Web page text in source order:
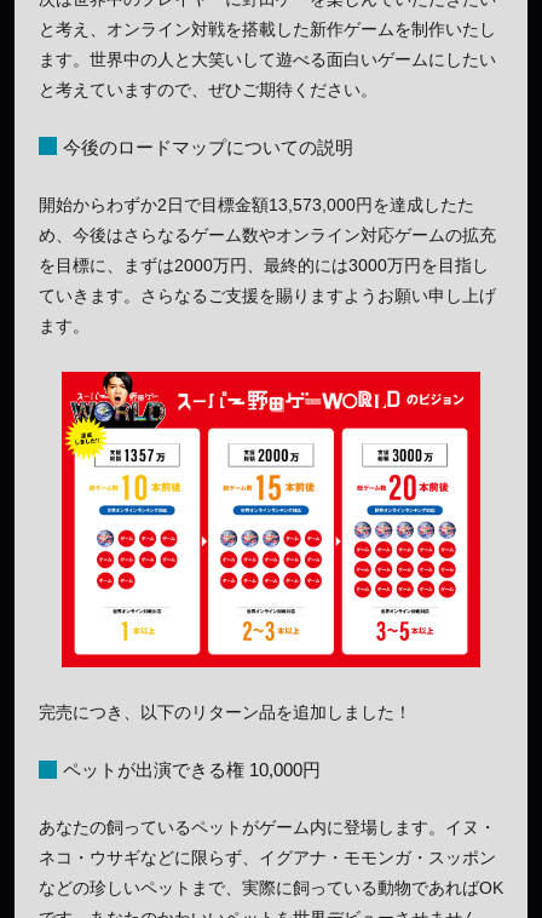
と考え、オンライン対戦を搭載した新作ゲームを制作いたし
ます。世界中の人と大笑いして遊べる面白いゲームにしたい
と考えていますので、ぜひご期待ください。
今後のロードマップについての説明
開始からわずか2日で目標金額13,573,000円を達成したた
め、今後はさらなるゲーム数やオンライン対応ゲームの拡充
を目標に、まずは2000万円、最終的には3000万円を目指し
ていきます。さらなるご支援を賜りますようお願い申し上げ
ます。
完売につき、以下のリターン品を追加しました！
ペットが出演できる権 10,000円
あなたの飼っているペットがゲーム内に登場します。イヌ・
ネコ・ウサギなどに限らず、イグアナ・モモンガ・スッポン
などの珍しいペットまで、実際に飼っている動物であればOK